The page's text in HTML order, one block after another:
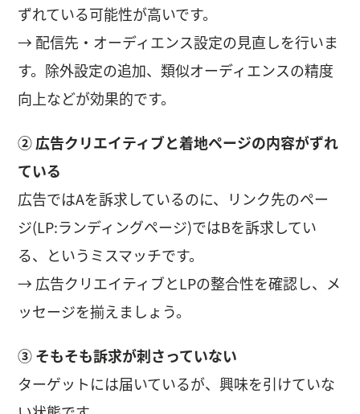
ずれている可能性が高いです。
→ 配信先・オーディエンス設定の見直しを行いま
す。除外設定の追加、類似オーディエンスの精度
向上などが効果的です。
② 広告クリエイティブと着地ページの内容がずれ
ている
広告ではAを訴求しているのに、リンク先のペー
ジ(LP:ランディングページ)ではBを訴求してい
る、というミスマッチです。
→ 広告クリエイティブとLPの整合性を確認し、メ
ッセージを揃えましょう。
③ そもそも訴求が刺さっていない
ターゲットには届いているが、興味を引けていな